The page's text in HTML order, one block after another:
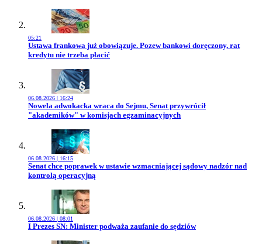
05:21
Przejdź do artykułu:
Ustawa frankowa już obowiązuje. Pozew bankowi doręczony, rat
kredytu nie trzeba płacić
06.08.2026 | 16:24
Przejdź do artykułu:
Nowela adwokacka wraca do Sejmu, Senat przywrócił
"akademików" w komisjach egzaminacyjnych
06.08.2026 | 16:15
Przejdź do artykułu:
Senat chce poprawek w ustawie wzmacniającej sądowy nadzór nad
kontrolą operacyjną
06.08.2026 | 08:01
Przejdź do artykułu:
I Prezes SN: Minister podważa zaufanie do sędziów